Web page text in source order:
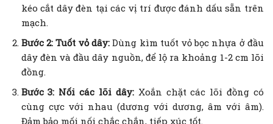
kéo cắt dây đèn tại các vị trí được đánh dấu sẵn trên
mạch.
Bước 2: Tuốt vỏ dây: Dùng kìm tuốt vỏ bọc nhựa ở đầu
dây đèn và đầu dây nguồn, để lộ ra khoảng 1-2 cm lõi
đồng.
Bước 3: Nối các lõi dây:Xoắn chặt các lõi đồng có
cùng cực với nhau (dương với dương, âm với âm).
Đảm bảo mối nối chắc chắn, tiếp xúc tốt.